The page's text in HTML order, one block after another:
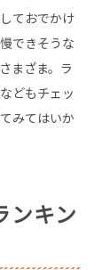
ておでかけ
できそうな
まざま。ラ
どもチェッ
みてはいか
ンキン